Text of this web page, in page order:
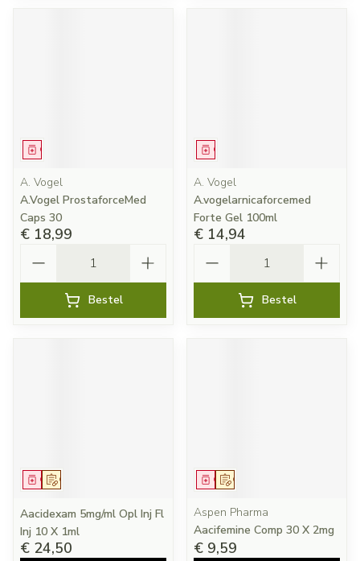
Geneesmiddel
A. Vogel
A.Vogel ProstaforceMed
Caps 30
€ 18,99
Bestel
Geneesmiddel
A. Vogel
A.vogelarnicaforcemed
Forte Gel 100ml
€ 14,94
Bestel
Op voorschrift
Geneesmiddel
Aacidexam 5mg/ml Opl Inj Fl
Inj 10 X 1ml
€ 24,50
Op voorschrift
Geneesmiddel
Aspen Pharma
Aacifemine Comp 30 X 2mg
€ 9,59